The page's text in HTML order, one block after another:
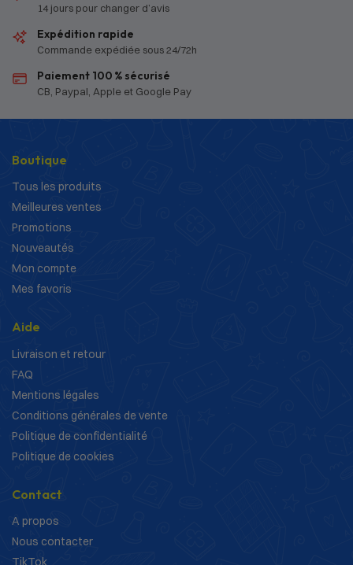
14 jours pour changer d’avis
Expédition rapide
Commande expédiée sous 24/72h
Paiement 100 % sécurisé
CB, Paypal, Apple et Google Pay
Boutique
Tous les produits
Meilleures ventes
Promotions
Nouveautés
Mon compte
Mes favoris
Aide
Livraison et retour
FAQ
Mentions légales
Conditions générales de vente
Politique de confidentialité
Politique de cookies
Contact
A propos
Nous contacter